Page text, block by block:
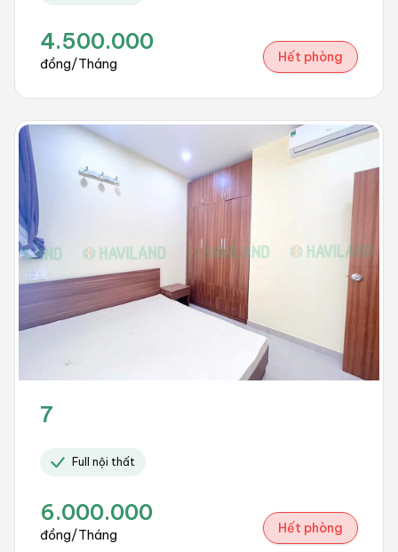
4.500.000
đồng/Tháng Hết phòng
7
Full nội thất
6.000.000
đồng/Tháng Hết phòng